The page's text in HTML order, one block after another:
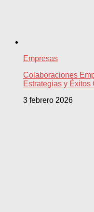
Empresas
Colaboraciones
Estrategias y Éxitos
3 febrero 2026